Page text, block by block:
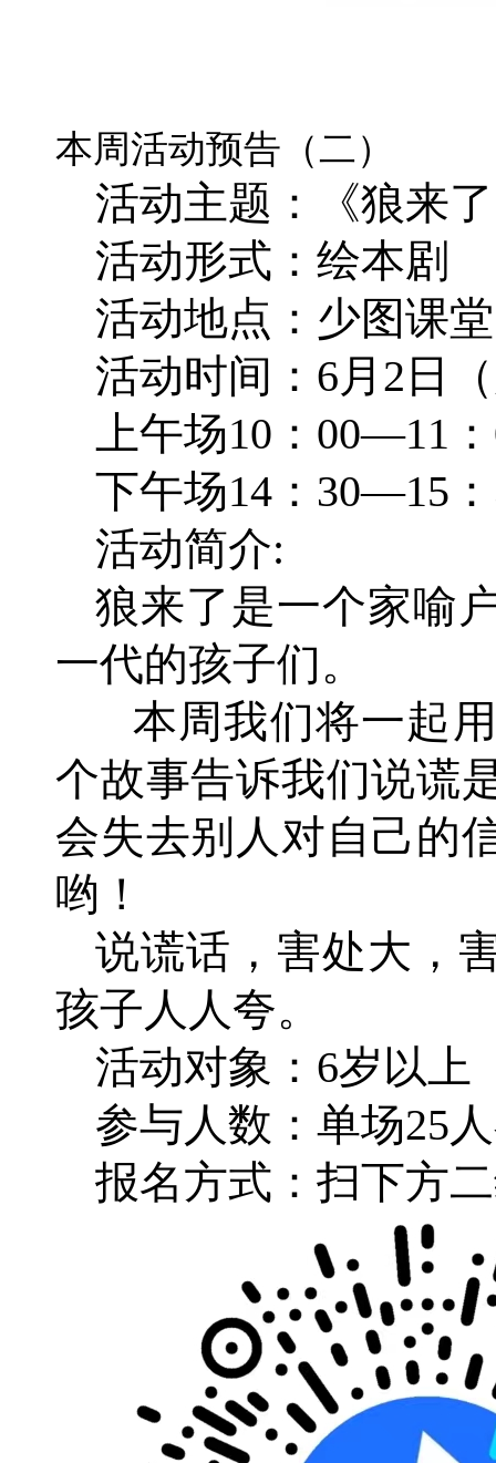
本周活动预告（二）
活动主题：《狼来
活动形式：绘本剧
活动地点：少图课堂
活动时间：6月2日
上午场10：00—11
下午场14：30—15
活动简介:
狼来了是一个家喻
一代的孩子们。
本周我们将一起
个故事告诉我们说谎
会失去别人对自己的
哟！
说谎话，害处大，
孩子人人夸。
活动对象：6岁以上
参与人数：单场25
报名方式：扫下方